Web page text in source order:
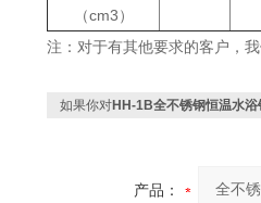
（cm3）
注：对于有其他要求的客户，
如果你对HH-1B全不锈钢恒温水浴
产品：